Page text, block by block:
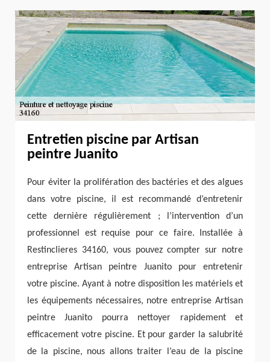
Entretien piscine par Artisan
peintre Juanito
Pour éviter la prolifération des bactéries et des algues
dans votre piscine, il est recommandé d’entretenir
cette dernière régulièrement ; l’intervention d’un
professionnel est requise pour ce faire. Installée à
Restinclieres 34160, vous pouvez compter sur notre
entreprise Artisan peintre Juanito pour entretenir
votre piscine. Ayant à notre disposition les matériels et
les équipements nécessaires, notre entreprise Artisan
peintre Juanito pourra nettoyer rapidement et
efficacement votre piscine. Et pour garder la salubrité
de la piscine, nous allons traiter l’eau de la piscine